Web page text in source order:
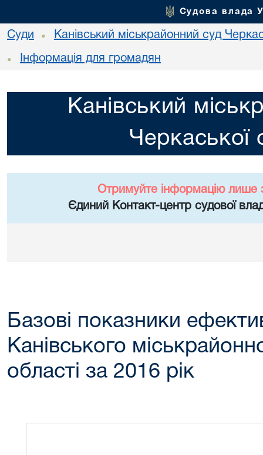
Судова влада
Суди • Канівський міськрайонний суд
• Інформація для громадян
Канівський
Черкаської
Отримуйте інформацію лише
Єдиний Контакт-центр судової
Базові показники
Канівського
області за 2016 рік